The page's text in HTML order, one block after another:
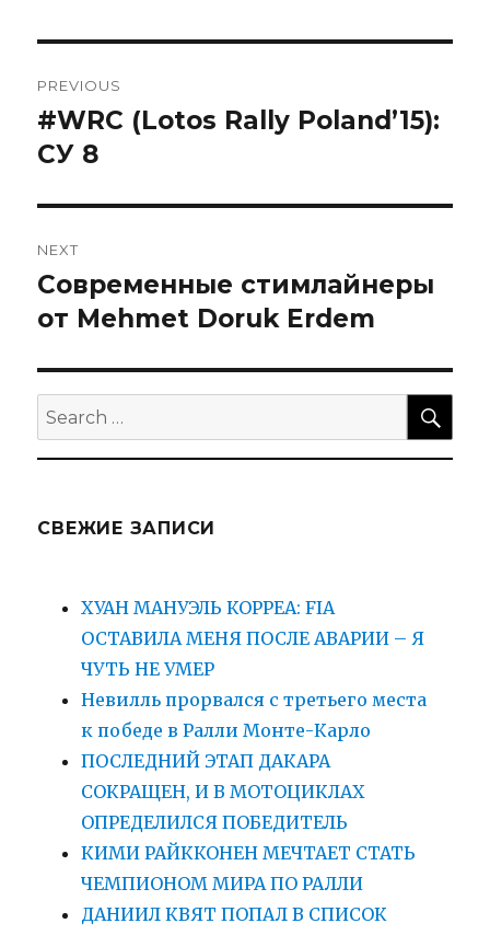
по
записям
PREVIOUS
Previous
post:
#WRC (Lotos Rally Poland’15):
СУ 8
NEXT
Next
post:
Современные стимлайнеры
от Mehmet Doruk Erdem
Search
for:
СВЕЖИЕ ЗАПИСИ
ХУАН МАНУЭЛЬ КОРРЕА: FIA
ОСТАВИЛА МЕНЯ ПОСЛЕ АВАРИИ – Я
ЧУТЬ НЕ УМЕР
Невилль прорвался с третьего места
к победе в Ралли Монте-Карло
ПОСЛЕДНИЙ ЭТАП ДАКАРА
СОКРАЩЕН, И В МОТОЦИКЛАХ
ОПРЕДЕЛИЛСЯ ПОБЕДИТЕЛЬ
КИМИ РАЙККОНЕН МЕЧТАЕТ СТАТЬ
ЧЕМПИОНОМ МИРА ПО РАЛЛИ
ДАНИИЛ КВЯТ ПОПАЛ В СПИСОК